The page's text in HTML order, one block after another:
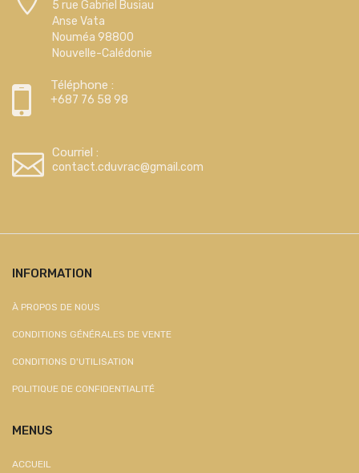
5 rue Gabriel Busiau
Anse Vata
Nouméa 98800
Nouvelle-Calédonie
Téléphone :
+687 76 58 98
Courriel :
contact.cduvrac@gmail.com
INFORMATION
À PROPOS DE NOUS
CONDITIONS GÉNÉRALES DE VENTE
CONDITIONS D'UTILISATION
POLITIQUE DE CONFIDENTIALITÉ
MENUS
ACCUEIL